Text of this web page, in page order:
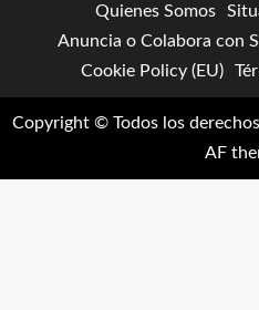
Quienes Somos
Anuncia o Colabora con
Cookie Policy (EU)
Copyright © Todos los
AF